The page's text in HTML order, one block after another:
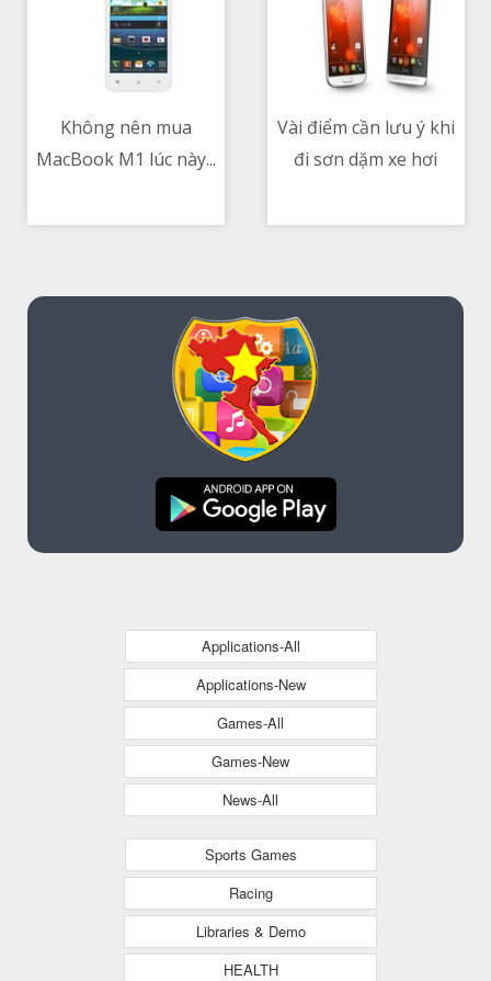
Không nên mua
MacBook M1 lúc này...
Vài điểm cần lưu ý khi
đi sơn dặm xe hơi
Applications-All
Applications-New
Games-All
Games-New
News-All
Sports Games
Racing
Libraries & Demo
HEALTH